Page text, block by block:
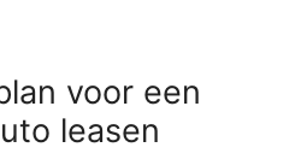
voor een
leasen